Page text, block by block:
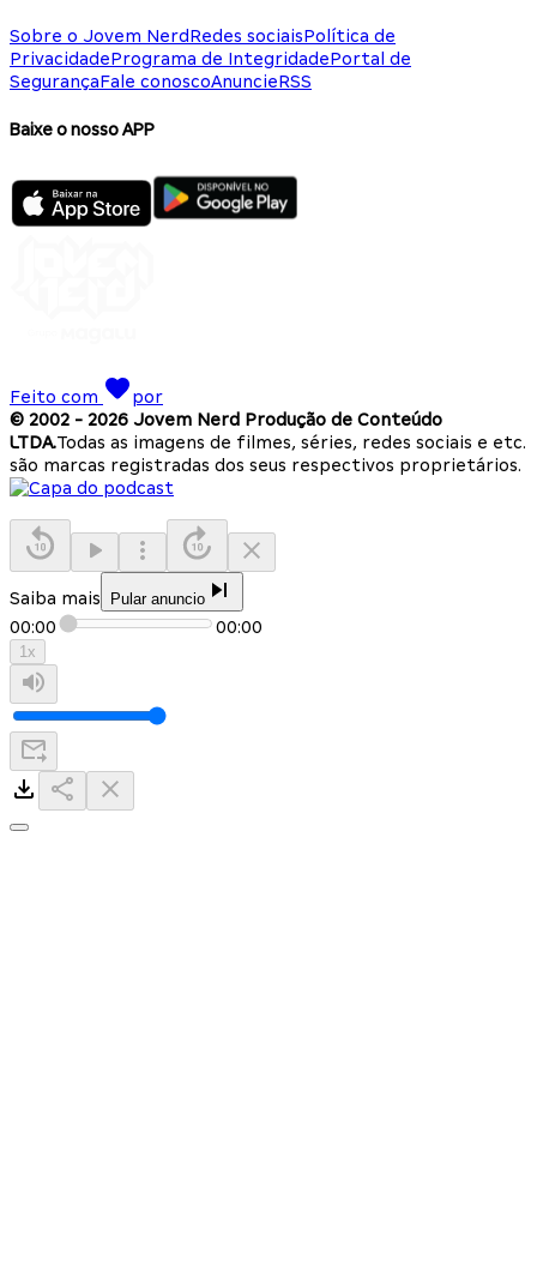
Sobre o Jovem NerdRedes sociaisPolítica de
PrivacidadePrograma de IntegridadePortal de
SegurançaFale conoscoAnuncieRSS
Baixe o nosso APP
Feito com
por
© 2002 - 2026 Jovem Nerd Produção de Conteúdo
LTDA.Todas as imagens de filmes, séries, redes sociais e etc.
são marcas registradas dos seus respectivos proprietários.
Saiba mais Pular anuncio
00:00 00:00
1x